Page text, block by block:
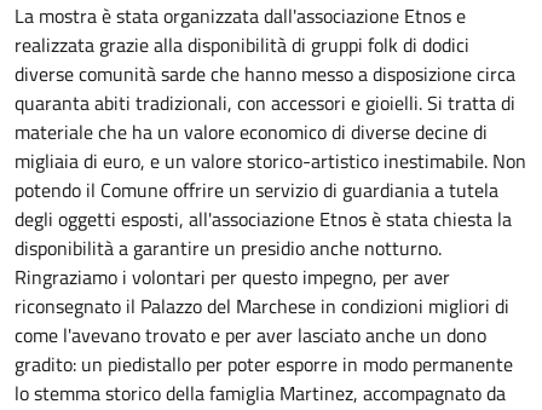
La mostra è stata organizzata dall'associazione Etnos e
realizzata grazie alla disponibilità di gruppi folk di dodici
diverse comunità sarde che hanno messo a disposizione circa
quaranta abiti tradizionali, con accessori e gioielli. Si tratta di
materiale che ha un valore economico di diverse decine di
migliaia di euro, e un valore storico-artistico inestimabile. Non
potendo il Comune offrire un servizio di guardiania a tutela
degli oggetti esposti, all'associazione Etnos è stata chiesta la
disponibilità a garantire un presidio anche notturno.
Ringraziamo i volontari per questo impegno, per aver
riconsegnato il Palazzo del Marchese in condizioni migliori di
come l'avevano trovato e per aver lasciato anche un dono
gradito: un piedistallo per poter esporre in modo permanente
lo stemma storico della famiglia Martinez, accompagnato da